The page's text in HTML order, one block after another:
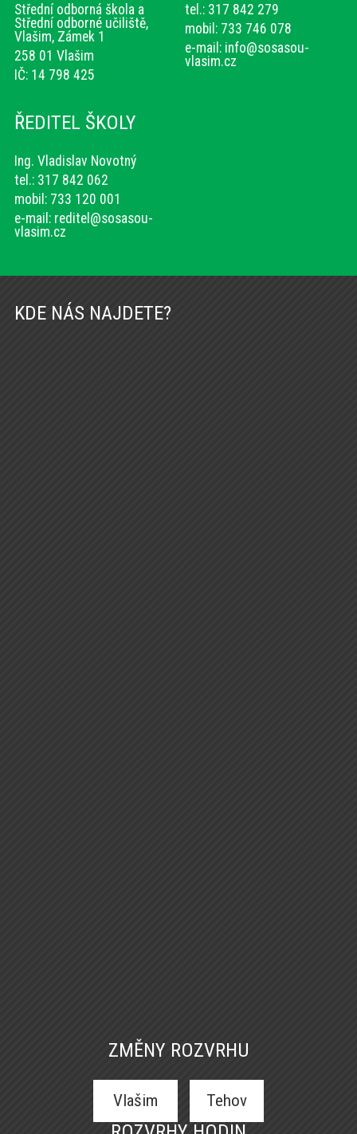
Střední odborná škola a
Střední odborné učiliště,
Vlašim, Zámek 1
258 01 Vlašim
IČ: 14 798 425
tel.: 317 842 279
mobil: 733 746 078
e-mail: info@sosasou-
vlasim.cz
ŘEDITEL ŠKOLY
Ing. Vladislav Novotný
tel.: 317 842 062
mobil: 733 120 001
e-mail: reditel@sosasou-
vlasim.cz
KDE NÁS NAJDETE?
ZMĚNY ROZVRHU
Vlašim Tehov